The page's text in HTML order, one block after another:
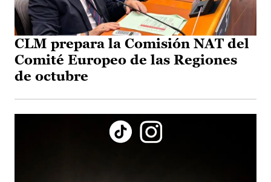
CLM prepara la Comisión NAT del
Comité Europeo de las Regiones
de octubre